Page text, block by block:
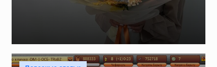
Опубликовано